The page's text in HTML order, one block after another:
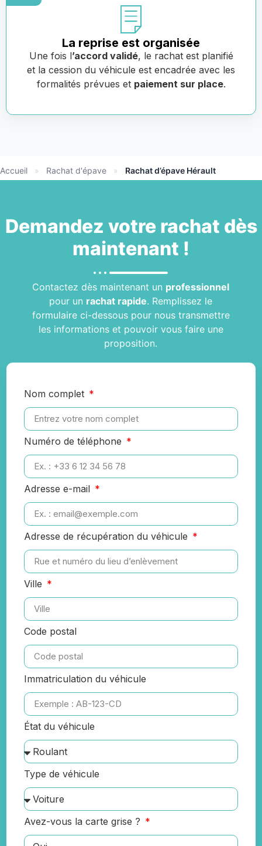
La reprise est organisée
Une fois l’accord validé, le rachat est planifié
et la cession du véhicule est encadrée avec les
formalités prévues et paiement sur place.
Accueil » Rachat d'épave » Rachat d’épave Hérault
Demandez votre rachat dès
maintenant !
Contactez dès maintenant un professionnel
pour un rachat rapide. Remplissez le
formulaire ci-dessous pour nous transmettre
les informations et pouvoir vous faire une
proposition.
Nom complet
Numéro de téléphone
Adresse e-mail
Adresse de récupération du véhicule
Ville
Code postal
Immatriculation du véhicule
État du véhicule
Type de véhicule
Avez-vous la carte grise ?